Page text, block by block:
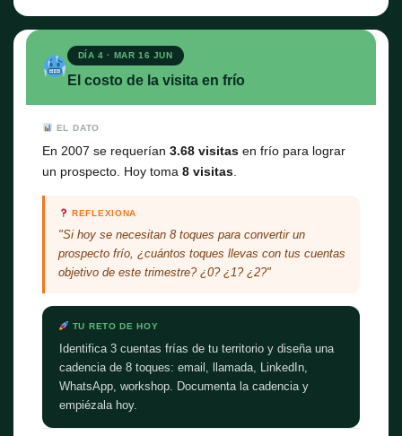
DÍA 4 · MAR 16 JUN
El costo de la visita en frío
EL DATO
En 2007 se requerían3.68 visitas en frío para lograr
un prospecto. Hoy toma8 visitas.
REFLEXIONA
"Si hoy se necesitan 8 toques para convertir un
prospecto frío, ¿cuántos toques llevas con tus cuentas
objetivo de este trimestre? ¿0? ¿1? ¿2?"
TU RETO DE HOY
Identifica 3 cuentas frías de tu territorio y diseña una
cadencia de 8 toques: email, llamada, LinkedIn,
WhatsApp, workshop. Documenta la cadencia y
empiézala hoy.